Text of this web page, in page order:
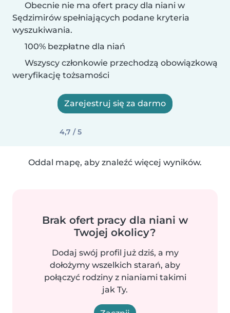
Obecnie nie ma ofert pracy dla niani w
Sędzimirów spełniających podane kryteria
wyszukiwania.
100% bezpłatne dla niań
Wszyscy członkowie przechodzą obowiązkową
weryfikację tożsamości
Zarejestruj się za darmo
4,7 / 5
Oddal mapę, aby znaleźć więcej wyników.
Brak ofert pracy dla niani w
Twojej okolicy?
Dodaj swój profil już dziś, a my
dołożymy wszelkich starań, aby
połączyć rodziny z nianiami takimi
jak Ty.